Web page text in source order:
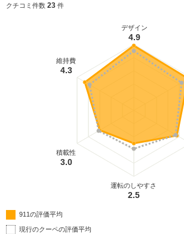
クチコミ件数 23 件
デザイン
4.9
運転のしやすさ
2.5
積載性
3.0
維持費
4.3
911の評価平均
現行のクーペの評価平均